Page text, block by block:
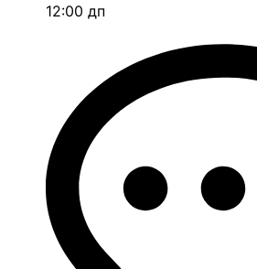
12:00 дп